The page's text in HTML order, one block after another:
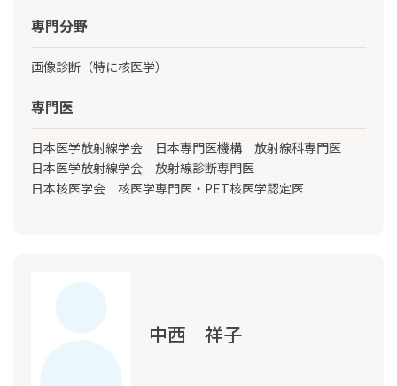
専門分野
画像診断（特に核医学）
専門医
日本医学放射線学会 日本専門医機構 放射線科専門医
日本医学放射線学会 放射線診断専門医
日本核医学会 核医学専門医・PET核医学認定医
中西 祥子